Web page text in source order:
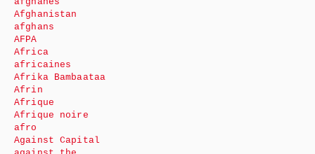
Afghanistan
afghans
AFPA
Africa
africaines
Afrika Bambaataa
Afrin
Afrique
Afrique noire
afro
Against Capital